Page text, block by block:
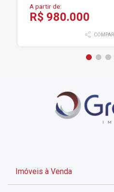
A partir de:
R$ 980.000
Imóveis à Venda